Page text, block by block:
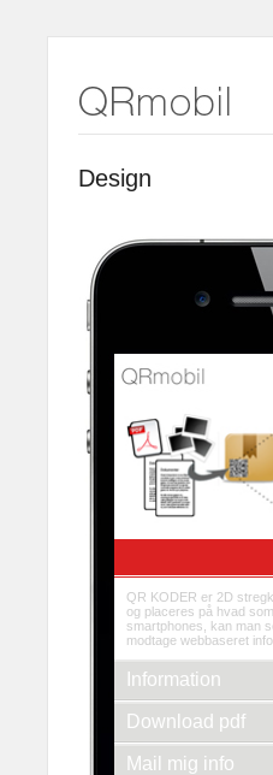
Design
QR KODER er 2D
og placeres på hvad
smartphones, kan man
modtage webbaseret
Information
Download pdf
Mail mig info